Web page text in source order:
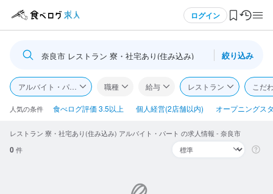
ログイン
ログイン・無料会員登録
食べログ求人TOP
求人検索
奈良市 レストラン 寮・社宅あり(住み込み) 絞り込み
アルバイト・パート 職種 給与 レストラン こだ
人気の条件 食べログ評価 3.5以上 個人経営(2店舗以内) オープニングス
レストラン 寮・社宅あり(住み込み) アルバイト・パート の求人情報 - 奈良市
0件